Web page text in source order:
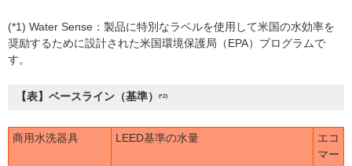
(*1) Water Sense：製品に特別なラベルを使用して米国の水効率を
奨励するために設計された米国環境保護局（EPA）プログラムで
す。
【表】ベースライン（基準） (*2)
商用水洗器具 LEED基準の水量
エコ
マー